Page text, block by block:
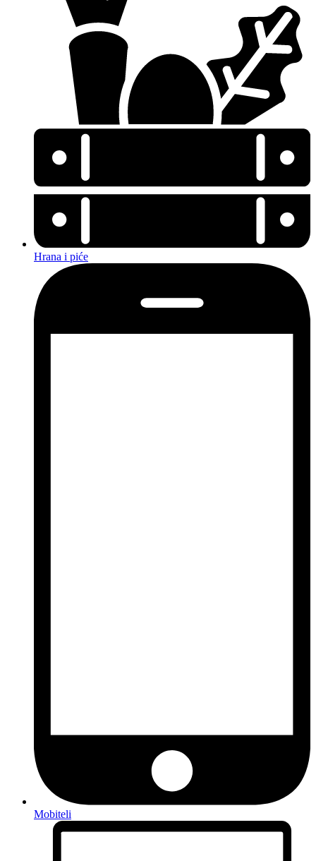
Hrana i piće
Mobiteli